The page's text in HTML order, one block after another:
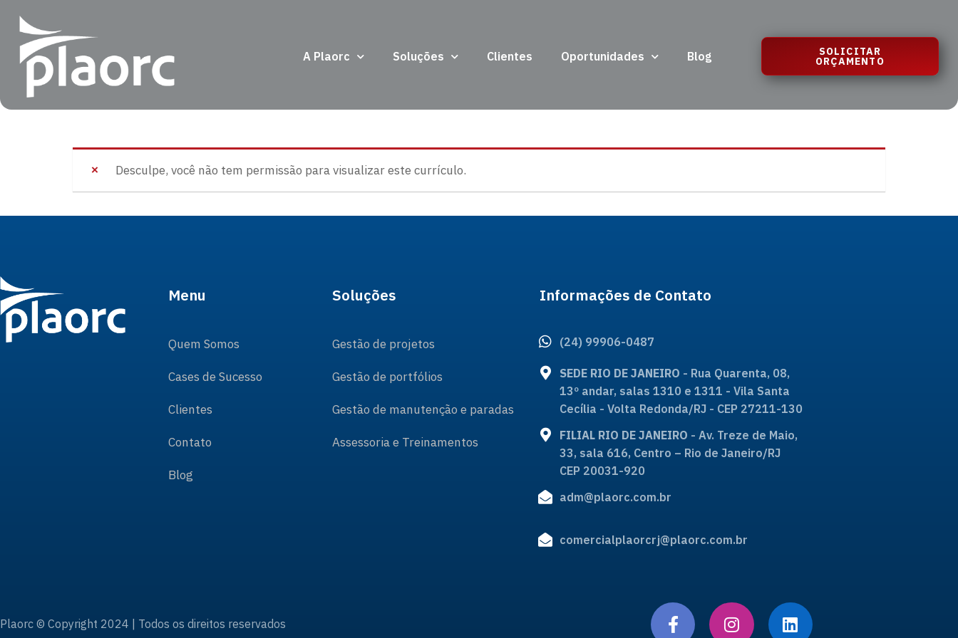
A Plaorc Soluções Clientes Oportunidades Blog SOLICITAR
ORÇAMENTO
Desculpe, você não tem permissão para visualizar este currículo.
Menu
Quem Somos
Cases de Sucesso
Clientes
Contato
Blog
Soluções
Gestão de projetos
Gestão de portfólios
Gestão de manutenção e paradas
Assessoria e Treinamentos
Informações de Contato
(24) 99906-0487
SEDE RIO DE JANEIRO - Rua Quarenta, 08,
13º andar, salas 1310 e 1311 - Vila Santa
Cecília - Volta Redonda/RJ - CEP 27211-130
FILIAL RIO DE JANEIRO - Av. Treze de Maio,
33, sala 616, Centro – Rio de Janeiro/RJ
CEP 20031-920
adm@plaorc.com.br
comercialplaorcrj@plaorc.com.br
Plaorc © Copyright 2024 | Todos os direitos reservados